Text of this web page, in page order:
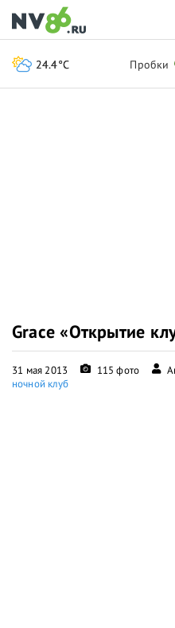
Grace «Открытие
31 мая 2013 115 фото
ночной клуб
24.4°C Пробки